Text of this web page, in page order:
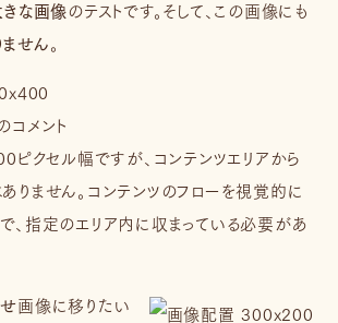
きな画像のテストです。そして、この画像にも
せん。
コメント
クセル幅ですが、コンテンツエリアから
りません。コンテンツのフローを視覚的に
、指定のエリア内に収まっている必要があ
画像に移りたい